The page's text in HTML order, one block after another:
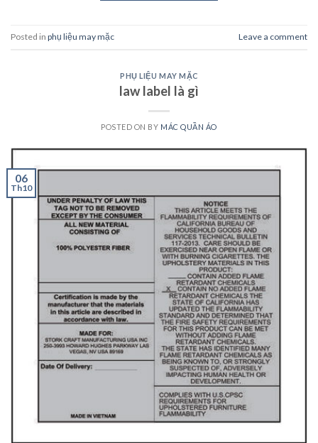
Posted in phụ liệu may mặc Leave a comment
PHỤ LIỆU MAY MẶC
law label là gì
POSTED ON BY MÁC QUẦN ÁO
06
Th10